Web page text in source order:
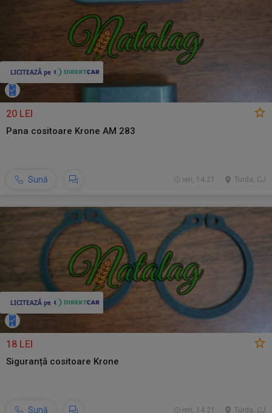
20 LEI
Pana cositoare Krone AM 283
Sună Turda, CJ
ieri, 14:21
18 LEI
Siguranță cositoare Krone
Sună Turda, CJ
ieri, 14:21